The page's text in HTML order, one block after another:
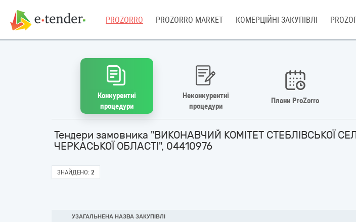
PROZORRO PROZORRO MARKET КОМЕРЦІЙНІ ЗАКУПІВЛІ
Конкурентні
процедури
Неконкурентні
процедури
Плани ProZorro
Тендери замовника "ВИКОНАВЧИЙ КОМІТЕТ СТЕБЛІВСЬКОЇ
ЧЕРКАСЬКОЇ ОБЛАСТІ", 04410976
ЗНАЙДЕНО: 2
УЗАГАЛЬНЕНА НАЗВА ЗАКУПІВЛІ